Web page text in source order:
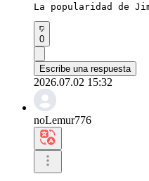
La popularidad de
0
Escribe una respuesta
2026.07.02 15:32
noLemur776